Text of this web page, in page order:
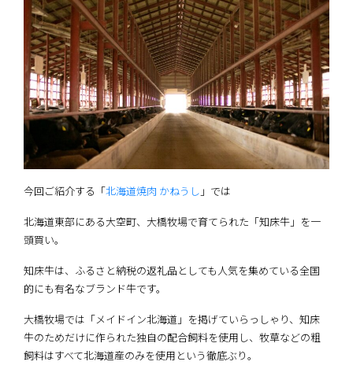
今回ご紹介する「北海道焼肉 かねうし 」では
北海道東部にある大空町、大橋牧場で育てられた「知床牛」を一
頭買い。
知床牛は、ふるさと納税の返礼品としても人気を集めている全国
的にも有名なブランド牛です。
大橋牧場では「メイドイン北海道」を掲げていらっしゃり、知床
牛のためだけに作られた独自の配合飼料を使用し、牧草などの粗
飼料はすべて北海道産のみを使用という徹底ぶり。